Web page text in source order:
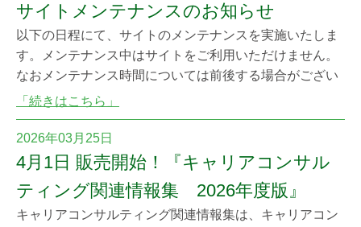
サイトメンテナンスのお知らせ
以下の日程にて、サイトのメンテナンスを実施いたしま
す。メンテナンス中はサイトをご利用いただけません。
なおメンテナンス時間については前後する場合がござい
ます。予めご了承ください。ご迷惑をおかけいたします
テナンス日時2026年8月3日（月）17:00～18:00 （予
定）
「続きはこちら」
2026年03月25日
4月1日 販売開始！『キャリアコンサル
ティング関連情報集 2026年度版』
キャリアコンサルティング関連情報集は、キャリアコン